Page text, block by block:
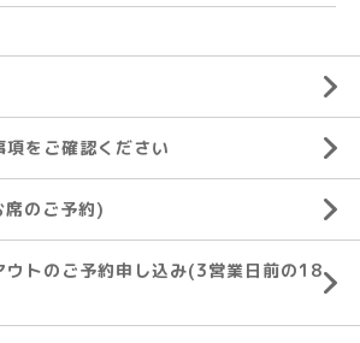
をご確認ください
のご予約)
ウトのご予約申し込み(3営業日前の18